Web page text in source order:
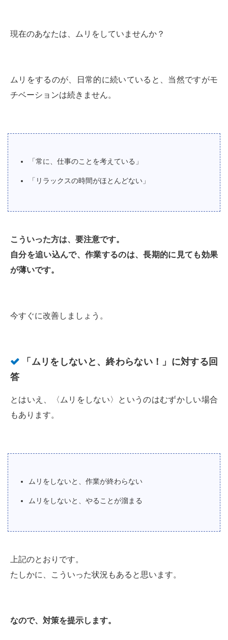
現在のあなたは、ムリをしていませんか？
ムリをするのが、日常的に続いていると、当然ですがモ
チベーションは続きません。
「常に、仕事のことを考えている」
「リラックスの時間がほとんどない」
こういった方は、要注意です。
自分を追い込んで、作業するのは、長期的に見ても効果
が薄いです。
今すぐに改善しましょう。
「ムリをしないと、終わらない！」に対する回
答
とはいえ、〈ムリをしない〉というのはむずかしい場合
もあります。
ムリをしないと、作業が終わらない
ムリをしないと、やることが溜まる
上記のとおりです。
たしかに、こういった状況もあると思います。
なので、対策を提示します。